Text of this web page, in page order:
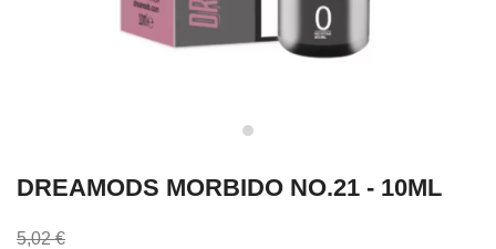
DREAMODS MORBIDO NO.21 - 10ML
5,02 €